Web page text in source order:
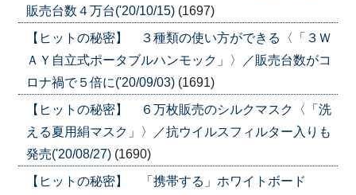
販売台数４万台('20/10/15) (1697)
【ヒットの秘密】 ３種類の使い方ができる〈「３Ｗ
ＡＹ自立式ポータブルハンモック」〉／販売台数がコ
ロナ禍で５倍に('20/09/03) (1691)
【ヒットの秘密】 ６万枚販売のシルクマスク〈「洗
える夏用絹マスク」〉／抗ウイルスフィルター入りも
発売('20/08/27) (1690)
【ヒットの秘密】 「携帯する」ホワイトボード